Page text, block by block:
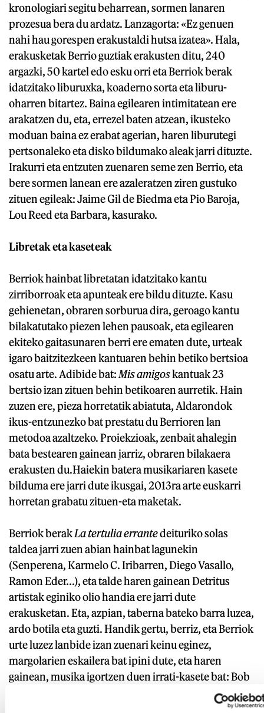
kronologiari segitu beharrean, sormen lanaren
prozesua bera du ardatz. Lanzagorta: «Ez genuen
nahi hau gorespen erakustaldi hutsa izatea». Hala,
erakusketak Berrio guztiak erakusten ditu, 240
argazki, 50 kartel edo esku orri eta Berriok berak
idatzitako liburuxka, koaderno sorta eta liburu-
oharren bitartez. Baina egilearen intimitatean ere
arakatzen du, eta, errezel baten atzean, ikusteko
moduan baina ez erabat agerian, haren liburutegi
pertsonaleko eta disko bildumako aleak jarri dituzte.
Irakurri eta entzuten zuenaren seme zen Berrio, eta
bere sormen lanean ere azaleratzen ziren gustuko
zituen egileak: Jaime Gil de Biedma eta Pio Baroja,
Lou Reed eta Barbara, kasurako.
Libretak eta kaseteak
Berriok hainbat libretatan idatzitako kantu
zirriborroak eta apunteak ere bildu dituzte. Kasu
gehienetan, obraren sorburua dira, geroago kantu
bilakatutako piezen lehen pausoak, eta egilearen
ekiteko gaitasunaren berri ere ematen dute, urteak
igaro baitzitezkeen kantuaren behin betiko bertsioa
osatu arte. Adibide bat: Mis amigoskantuak 23
bertsio izan zituen behin betikoaren aurretik. Hain
zuzen ere, pieza horretatik abiatuta, Aldarondok
ikus-entzunezko bat prestatu du Berrioren lan
metodoa azaltzeko. Proiekzioak, zenbait ahalegin
bata bestearen gainean jarriz, obraren bilakaera
erakusten du.Haiekin batera musikariaren kasete
bilduma ere jarri dute ikusgai, 2013ra arte euskarri
horretan grabatu zituen-eta maketak.
Berriok berakLa tertulia errantedeituriko solas
taldea jarri zuen abian hainbat lagunekin
(Senperena, Karmelo C. Iribarren, Diego Vasallo,
Ramon Eder...), eta talde haren gainean Detritus
artistak eginiko olio handia ere jarri dute
erakusketan. Eta, azpian, taberna bateko barra luzea,
ardo botila eta guzti. Handik gertu, berriz, eta Berriok
urte luzez lanbide izan zuenari keinu eginez,
margolarien eskailera bat ipini dute, eta haren
gainean, musika igortzen duen irrati-kasete bat: Bob